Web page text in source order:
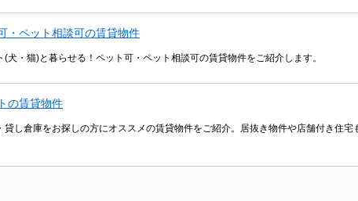
・ペット相談可の賃貸物件
(犬・猫)と暮らせる！ペット可・ペット相談可の賃貸物件をご紹介します。
の賃貸物件
貸し倉庫をお探しの方にオススメの賃貸物件をご紹介。居抜き物件や店舗付き住宅